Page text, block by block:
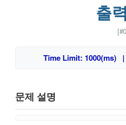
출
Time Limit: 1000(ms)
문제 설명